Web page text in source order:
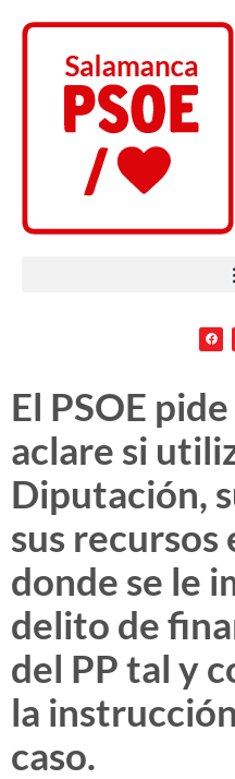
El PSOE
aclare si
Diputación,
sus recursos
donde se le
delito de
del PP tal y
la
caso.